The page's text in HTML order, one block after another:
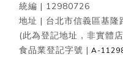
統編 | 12980726
地址 | 台北市信義區基隆
(此為登記地址，非實體
食品業登記字號 | A-